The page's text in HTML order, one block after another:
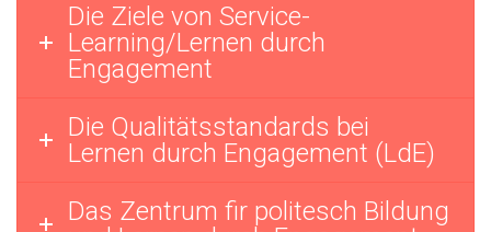
Die Ziele von Service-
Learning/Lernen durch
Engagement
Die Qualitätsstandards bei
Lernen durch Engagement (LdE)
Das Zentrum fir politesch Bildung